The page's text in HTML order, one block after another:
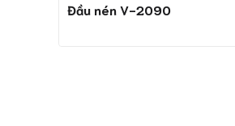
Đầu nén V-2090